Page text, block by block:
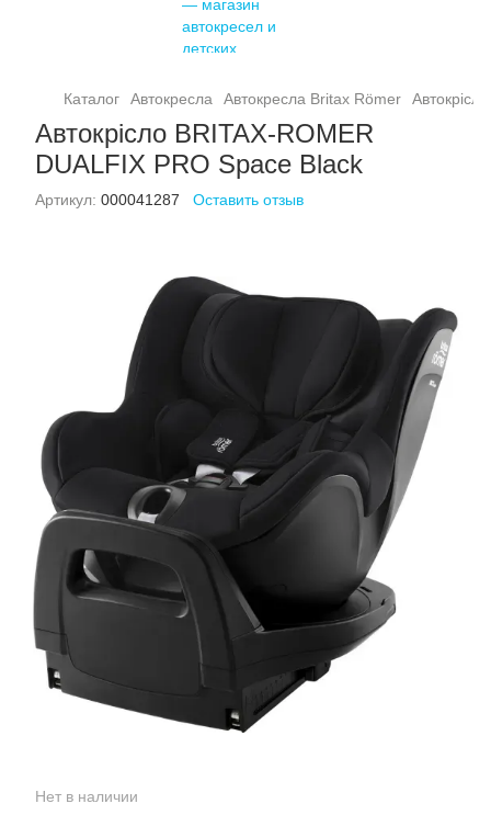
Каталог Автокресла Автокресла Britax Römer
Автокрісло BRITAX-ROMER
DUALFIX PRO Space Black
Артикул: 000041287 Оставить отзыв
Нет в наличии